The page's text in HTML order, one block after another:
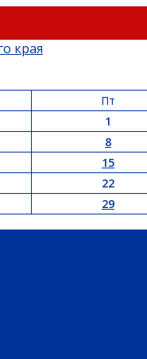
Пт
1
8
15
22
29